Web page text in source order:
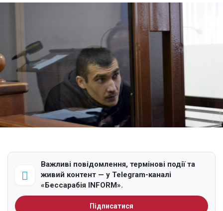
Важливі повідомлення, термінові події та
живий контент — у Telegram-каналі
«Бессарабія INFORM».
Підписатися